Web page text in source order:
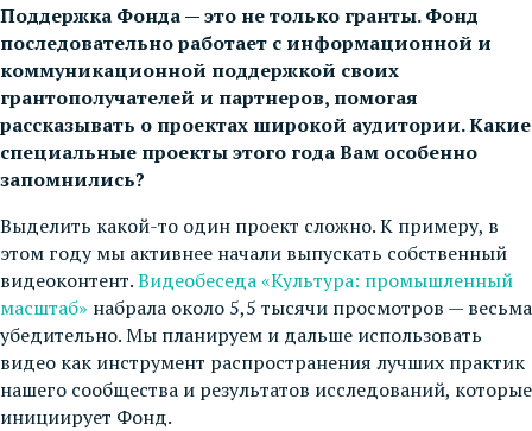
Поддержка Фонда — это не только гранты. Фонд
последовательно работает с информационной и
коммуникационной поддержкой своих
грантополучателей и партнеров, помогая
рассказывать о проектах широкой аудитории. Какие
специальные проекты этого года Вам особенно
запомнились?
Выделить какой-то один проект сложно. К примеру, в
этом году мы активнее начали выпускать собственный
видеоконтент.Видеобеседа «Культура: промышленный
масштаб» набрала около 5,5 тысячи просмотров — весьма
убедительно. Мы планируем и дальше использовать
видео как инструмент распространения лучших практик
нашего сообщества и результатов исследований, которые
инициирует Фонд.